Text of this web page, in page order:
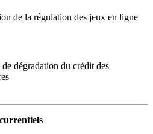
de la régulation des jeux en ligne
dégradation du crédit des